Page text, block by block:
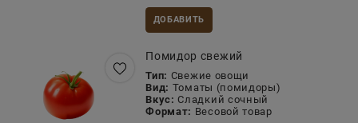
ДОБАВИТЬ
Помидор свежий
Тип: Свежие овощи
Вид: Томаты (помидоры)
Вкус: Сладкий сочный
Формат: Весовой товар